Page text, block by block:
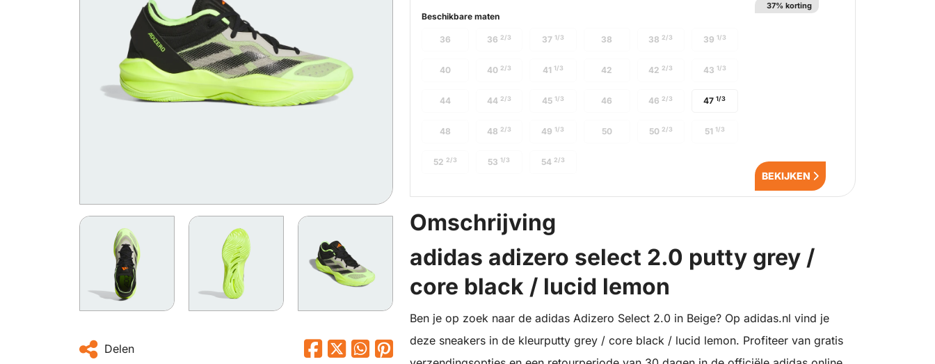
Delen
Beschikbare maten
471/3
36 36 2/3 37 1/3 38 382/3 39 1/3
40 40 2/3 41 1/3 42 422/3 43 1/3
44 44 2/3 45 1/3 46 462/3
48 48 2/3 491/3 50 50 2/3 51 1/3
52 2/3 531/3 54 2/3
37% korting
BEKIJKEN
Omschrijving
adidas adizero select 2.0 putty grey /
core black / lucid lemon
Ben je op zoek naar de adidas Adizero Select 2.0 in Beige? Op adidas.nl vind je
deze sneakers in de kleurputty grey / core black / lucid lemon. Profiteer van gratis